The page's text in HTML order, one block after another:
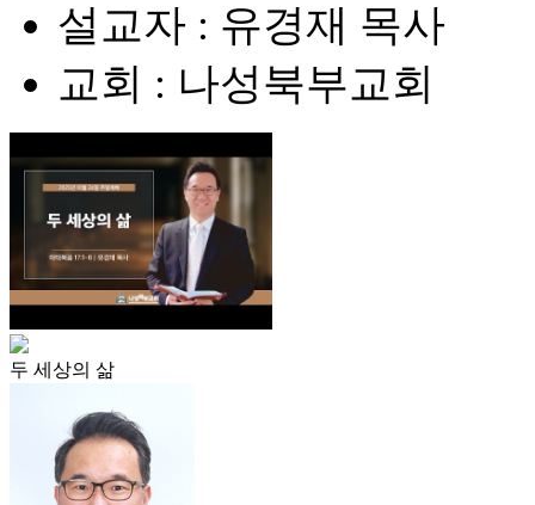
설교자 : 유경재 목사
교회 : 나성북부교회
두 세상의 삶